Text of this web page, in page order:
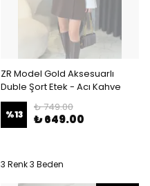
ZR Model Gold Aksesuarlı
Duble Şort Etek - Acı Kahve
%13
₺ 749.00
₺ 649.00
3 Renk 3 Beden